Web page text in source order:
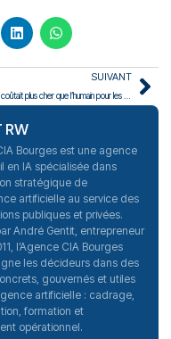
SUIVANT
RW
Bourges est une agence
en IA spécialisée dans
stratégique de
artificielle au service des
publiques et privées.
André Gentit, entrepreneur
l’Agence CIA Bourges
les décideurs dans des
gouvernés et utiles
artificielle : cadrage,
formation et
opérationnel.